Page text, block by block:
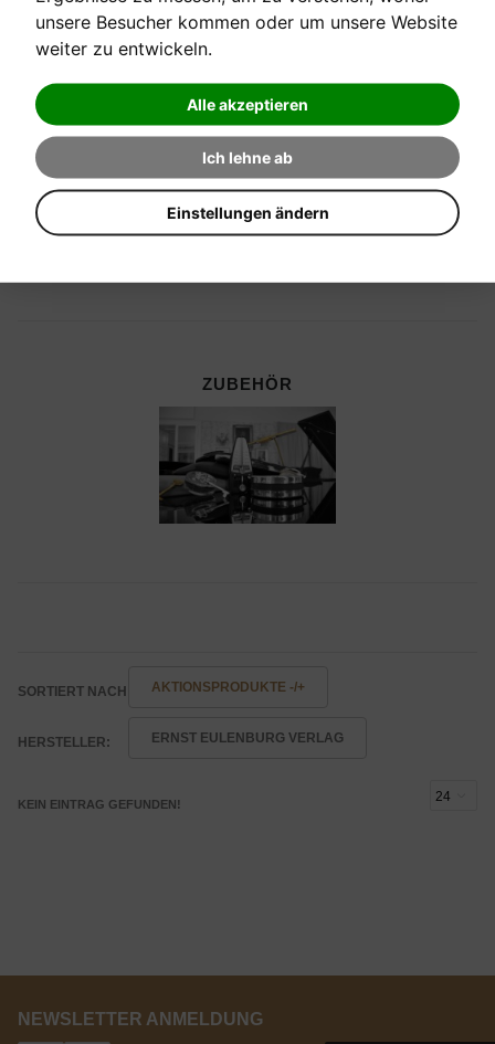
unsere Besucher kommen oder um unsere Website
weiter zu entwickeln.
Alle akzeptieren
Ich lehne ab
Einstellungen ändern
CEMBALI, CELESTEN & HARMONIEN
ZUBEHÖR
SORTIERT NACH AKTIONSPRODUKTE -/+
HERSTELLER: ERNST EULENBURG VERLAG
KEIN EINTRAG GEFUNDEN!
NEWSLETTER ANMELDUNG